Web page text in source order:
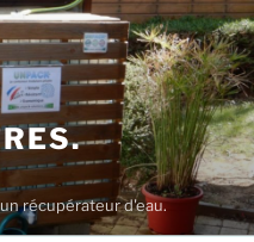
récupérateur d'eau.